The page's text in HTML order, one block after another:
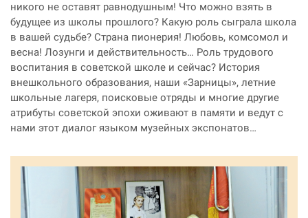
никого не оставят равнодушным! Что можно взять в
будущее из школы прошлого? Какую роль сыграла школа
в вашей судьбе? Страна пионерия! Любовь, комсомол и
весна! Лозунги и действительность… Роль трудового
воспитания в советской школе и сейчас? История
внешкольного образования, наши «Зарницы», летние
школьные лагеря, поисковые отряды и многие другие
атрибуты советской эпохи оживают в памяти и ведут с
нами этот диалог языком музейных экспонатов…